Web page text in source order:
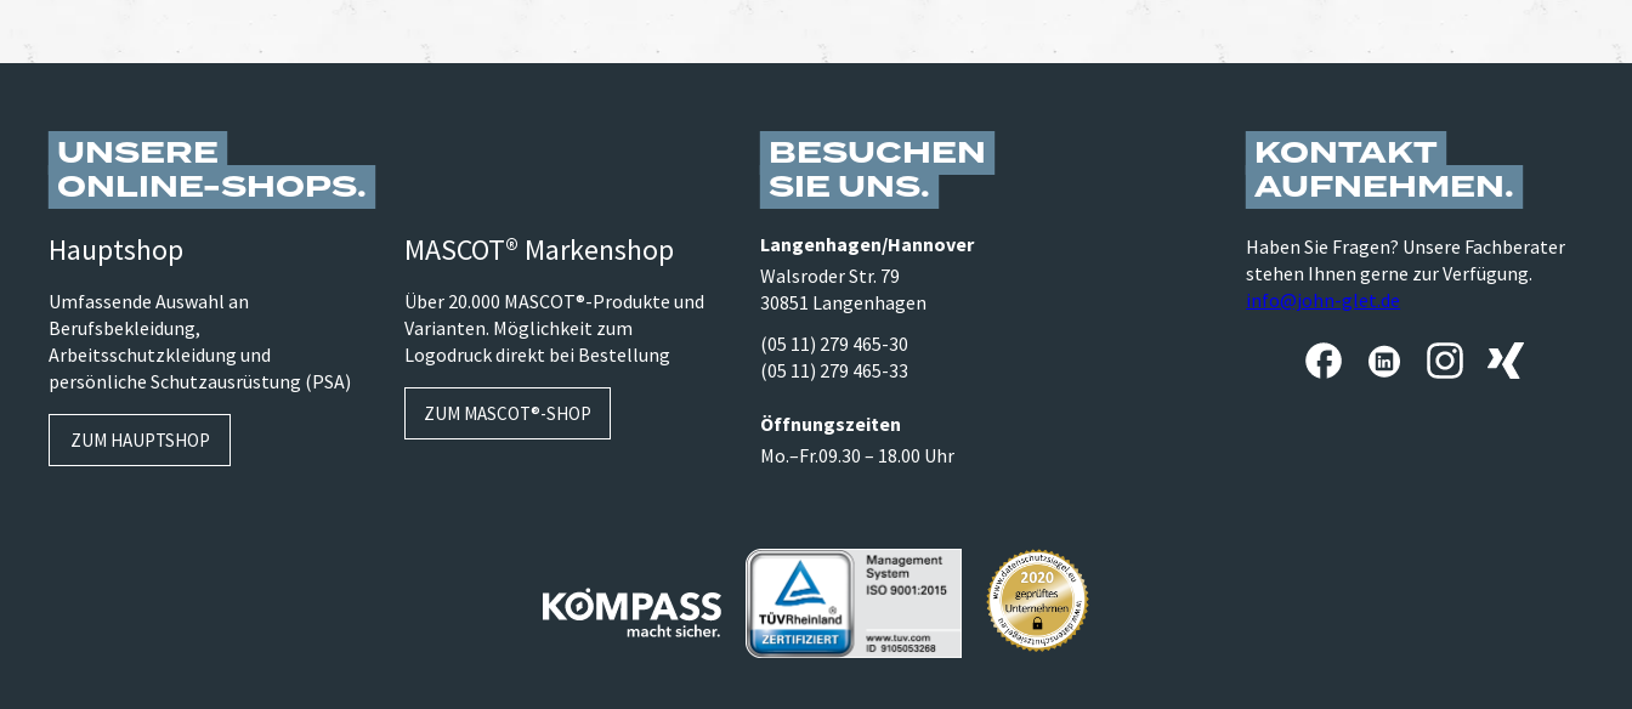
UNSERE
ONLINE-SHOPS
Hauptshop
Umfassende Auswahl an
Berufsbekleidung,
Arbeitsschutzkleidung und
persönliche Schutzausrüstung (PSA)
ZUM HAUPTSHOP
MASCOT® Markenshop
Über 20.000 MASCOT®-Produkte und
Varianten. Möglichkeit zum
Logodruck direkt bei Bestellung
ZUM MASCOT®-SHOP
BESUCHEN
SIE UNS
Langenhagen/​Hannover
Walsroder Str. 79
30851 Langenhagen
(05 11) 279 465-30
(05 11) 279 465-33
Öffnungszeiten
Mo.–Fr.09.30 – 18.00 Uhr
KONTAKT
AUFNEHMEN
Haben Sie Fragen? Unsere Fachberater
stehen Ihnen gerne zur Verfügung.
info@john-glet.de